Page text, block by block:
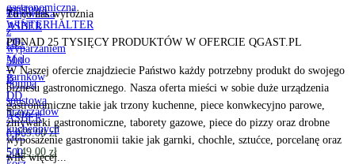
spustowa
ASBER
GE-
500
B
DD
Netto:
6,969.00zł
5,149.00 zł
gastronomiczna
WINTERHALTER
UF-
M do
garnków
i
przyrządów
kuchennych
|
Zmywarka
z
wyparzaniem
+
pompa
spustowa
ASBER
GE-
500
To co naswyróżnia
PONAD 25 TYSIĘCY PRODUKTÓW W OFERCIE QGAST.PL
W Naszej ofercie znajdziecie Państwo każdy potrzebny produkt do swojego
biznesu gastronomicznego. Nasza oferta mieści w sobie duże urządzenia
gastronomiczne takie jak trzony kuchenne, piece konwkecyjno parowe,
zmywarki gastronomiczne, taborety gazowe, piece do pizzy oraz drobne
wyposażenie gastronomii takie jak garnki, chochle, sztućce, porcelanę oraz
wile więcej...